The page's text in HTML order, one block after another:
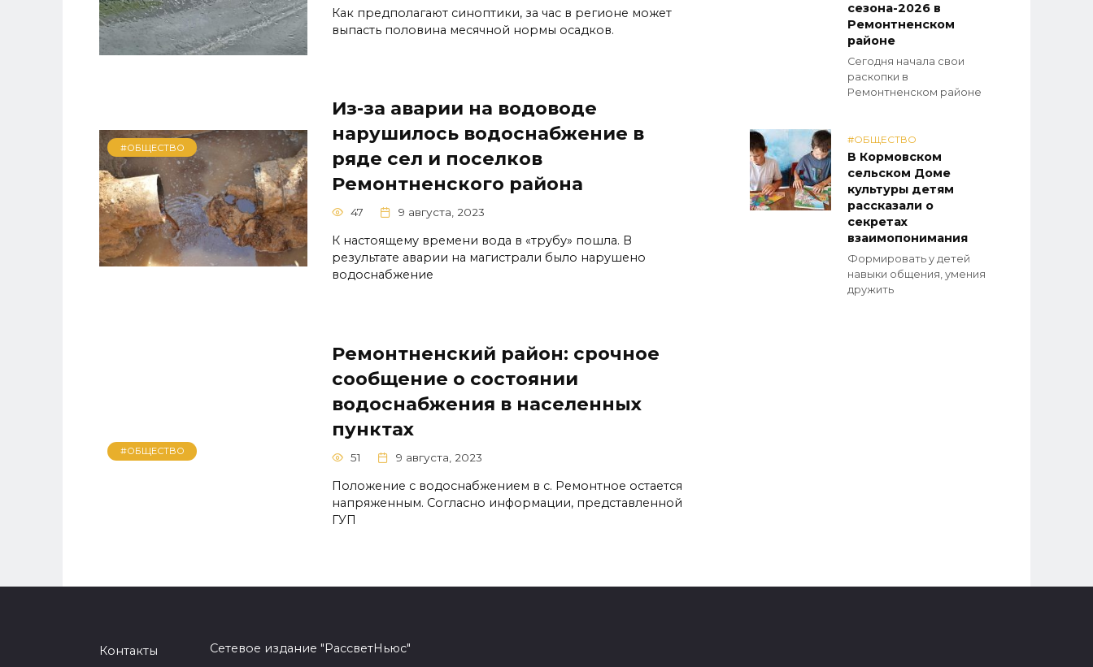
Как предполагают синоптики, за час в регионе может
выпасть половина месячной нормы осадков.
#ОБЩЕСТВО
Из-за аварии на водоводе
нарушилось водоснабжение в
ряде сел и поселков
Ремонтненского района
47 9 августа, 2023
К настоящему времени вода в «трубу» пошла. В
результате аварии на магистрали было нарушено
водоснабжение
#ОБЩЕСТВО
Ремонтненский район: срочное
сообщение о состоянии
водоснабжения в населенных
пунктах
51 9 августа, 2023
Положение с водоснабжением в с. Ремонтное остается
напряженным. Согласно информации, представленной
ГУП
сезона-2026 в
Ремонтненском
районе
Сегодня начала свои
раскопки в
Ремонтненском районе
#ОБЩЕСТВО
В Кормовском
сельском Доме
культуры детям
рассказали о
секретах
взаимопонимания
Формировать у детей
навыки общения, умения
дружить
Контакты
Сетевое издание "РассветНьюс"